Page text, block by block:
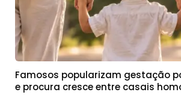
Famosos popularizam gestação
e procura cresce entre casais